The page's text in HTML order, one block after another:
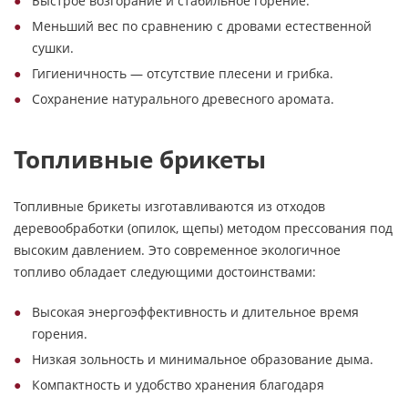
Меньший вес по сравнению с дровами естественной
сушки.
Гигиеничность — отсутствие плесени и грибка.
Сохранение натурального древесного аромата.
Топливные брикеты
Топливные брикеты изготавливаются из отходов
деревообработки (опилок, щепы) методом прессования под
высоким давлением. Это современное экологичное
топливо обладает следующими достоинствами:
Высокая энергоэффективность и длительное время
горения.
Низкая зольность и минимальное образование дыма.
Компактность и удобство хранения благодаря